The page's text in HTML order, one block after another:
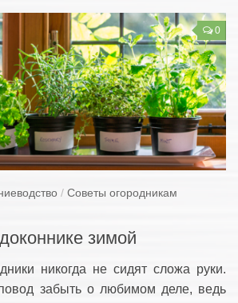
0
/ Советы огородникам
зимой
никогда не сидят сложа руки.
забыть о любимом деле, ведь